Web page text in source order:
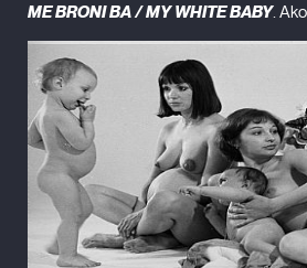
ME BRONI BA / MY WHITE BABY.